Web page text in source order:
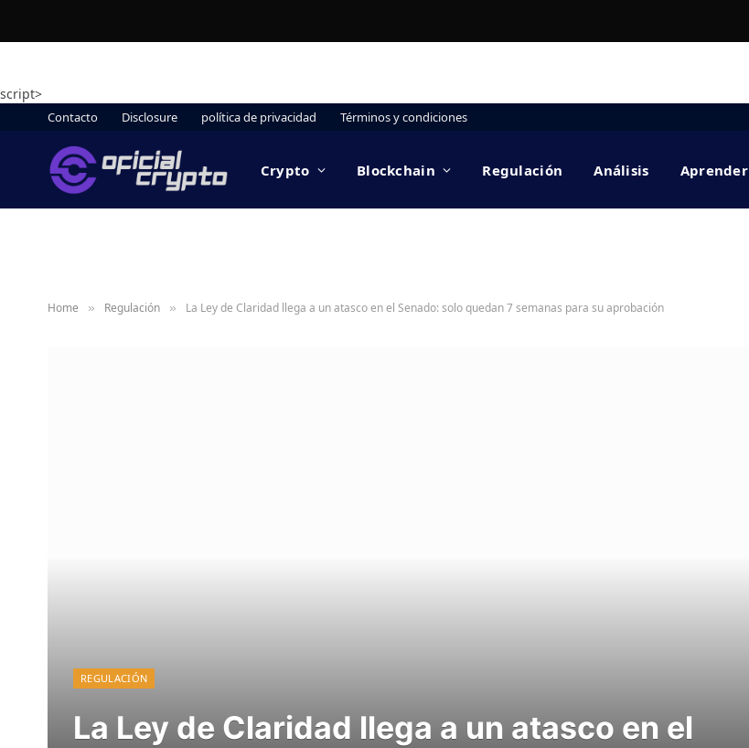
script>
Contacto Disclosure política de privacidad Términos y condiciones
Crypto Blockchain Regulación Análisis Aprender
Home » Regulación » La Ley de Claridad llega a un atasco en el Senado: solo quedan 7 semanas para su aprobación
REGULACIÓN
La Ley de Claridad llega a un atasco en el